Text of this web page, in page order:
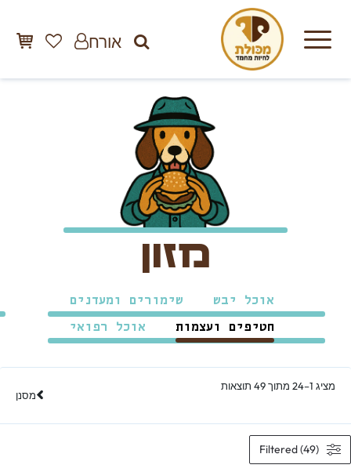
אורח
מזון
אוכל יבש
שימורים ומעדנים
חטיפים ועצמות
אוכל רפואי
מציג 1–24 מתוך 49 תוצאות
מסנן
Filtered (49)